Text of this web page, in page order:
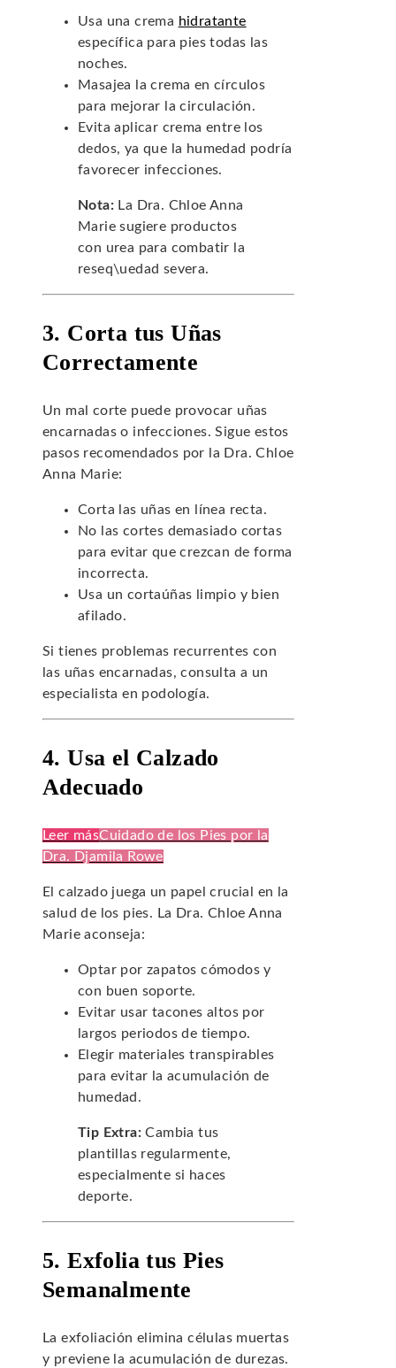
Usa una crema hidratante
específica para pies todas las
noches.
Masajea la crema en círculos
para mejorar la circulación.
Evita aplicar crema entre los
dedos, ya que la humedad podría
favorecer infecciones.
Nota: La Dra. Chloe Anna
Marie sugiere productos
con urea para combatir la
reseq\uedad severa.
3. Corta tus Uñas
Correctamente
Un mal corte puede provocar uñas
encarnadas o infecciones. Sigue estos
pasos recomendados por la Dra. Chloe
Anna Marie:
Corta las uñas en línea recta.
No las cortes demasiado cortas
para evitar que crezcan de forma
incorrecta.
Usa un cortaúñas limpio y bien
afilado.
Si tienes problemas recurrentes con
las uñas encarnadas, consulta a un
especialista en podología.
4. Usa el Calzado
Adecuado
Leer másCuidado de los Pies por la
Dra. Djamila Rowe
El calzado juega un papel crucial en la
salud de los pies. La Dra. Chloe Anna
Marie aconseja:
Optar por zapatos cómodos y
con buen soporte.
Evitar usar tacones altos por
largos periodos de tiempo.
Elegir materiales transpirables
para evitar la acumulación de
humedad.
Tip Extra: Cambia tus
plantillas regularmente,
especialmente si haces
deporte.
5. Exfolia tus Pies
Semanalmente
La exfoliación elimina células muertas
y previene la acumulación de durezas.